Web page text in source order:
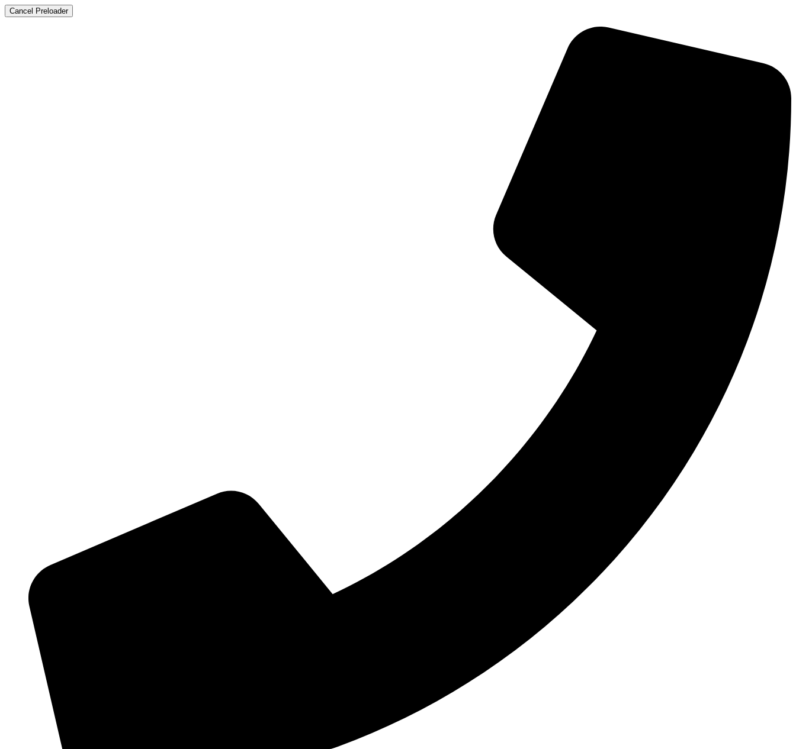
Cancel Preloader